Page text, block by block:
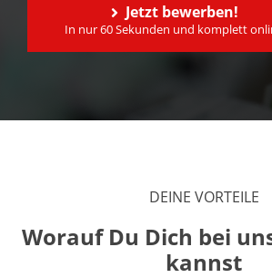
Jetzt bewerben!
In nur 60 Sekunden und komplett
DEINE VORTEILE
Worauf Du Dich bei
kannst